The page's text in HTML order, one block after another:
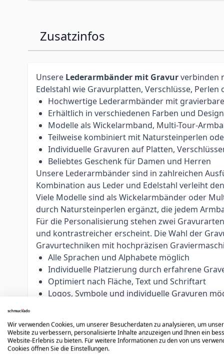
Zusatzinfos
Unsere Lederarmbänder mit Gravurverbinden
Edelstahl wie Gravurplatten, Verschlüsse,
Hochwertige Lederarmbänder mit
Erhältlich in verschiedenen Farben und
Modelle als Wickelarmband, Multi-Tour-
Teilweise kombiniert mit Natursteinperlen
Individuelle Gravuren auf Platten,
Beliebtes Geschenk für Damen und Herren
Unsere Lederarmbänder sind in zahlreichen
Kombination aus Leder und Edelstahl verleiht
Viele Modelle sind als Wickelarmbänder oder
durch Natursteinperlen ergänzt, die jedem
Für die Personalisierung stehen zwei
und kontrastreicher erscheint. Die Wahl der
Gravurtechniken mit hochpräzisen
Alle Sprachen und Alphabete möglich
Individuelle Platzierung durch erfahrene
Optimiert nach Fläche, Text und Schriftart
Logos, Symbole und individuelle Gravuren
Unsere erfahrenen Graveure passen jede
oder persönliche Botschaften machen jedes
Hinweis:Personalisierte Artikel sind vom
Bestellung sorgfältig.
Wir verwenden Cookies, um unserer Besucherdaten zu analysieren, um
Website zu verbessern, personalisierte Inhalte anzuzeigen und Ihnen ein
Website-Erlebnis zu bieten. Für weitere Informationen zu den von uns
Cookies öffnen Sie die Einstellungen.